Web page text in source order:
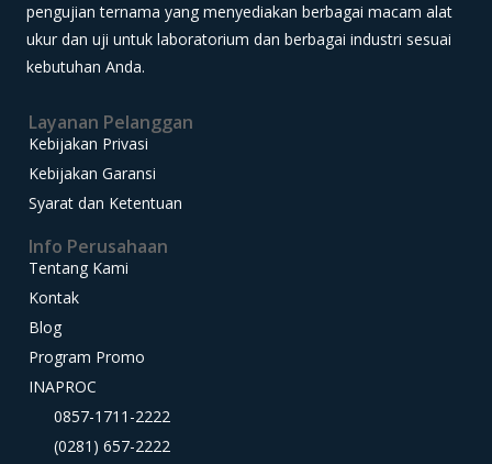
pengujian ternama yang menyediakan berbagai macam alat
ukur dan uji untuk laboratorium dan berbagai industri sesuai
kebutuhan Anda.
Layanan Pelanggan
Kebijakan Privasi
Kebijakan Garansi
Syarat dan Ketentuan
Info Perusahaan
Tentang Kami
Kontak
Blog
Program Promo
INAPROC
0857-1711-2222
(0281) 657-2222